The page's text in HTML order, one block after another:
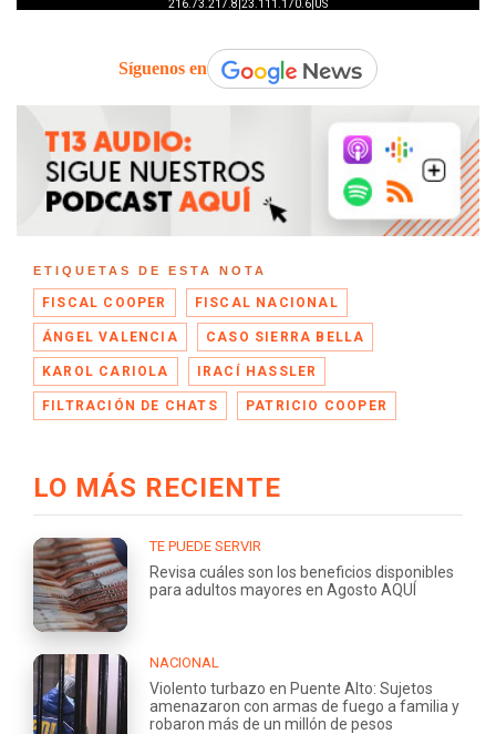
Síguenos en
ETIQUETAS DE ESTA NOTA
FISCAL COOPER FISCAL NACIONAL
ÁNGEL VALENCIA CASO SIERRA BELLA
KAROL CARIOLA IRACÍ HASSLER
FILTRACIÓN DE CHATS PATRICIO COOPER
LO MÁS RECIENTE
TE PUEDE SERVIR
Revisa cuáles son los beneficios disponibles
para adultos mayores en Agosto AQUÍ
NACIONAL
Violento turbazo en Puente Alto: Sujetos
amenazaron con armas de fuego a familia y
robaron más de un millón de pesos